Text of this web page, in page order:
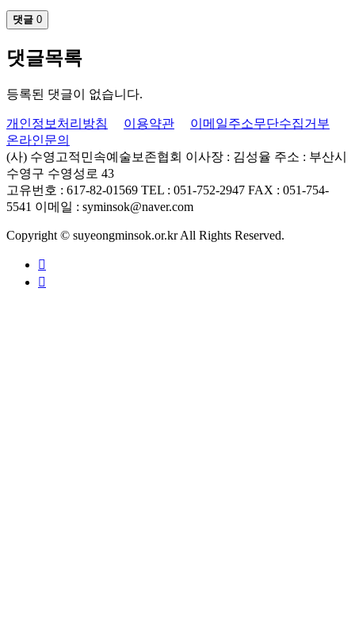
댓글 0
댓글목록
등록된 댓글이 없습니다.
개인정보처리방침 이용약관
이메일주소무단수집거부
온라인문의
(사) 수영고적민속예술보존협회 이사장 : 김성율 주소 : 부산시
수영구 수영성로 43
고유번호 : 617-82-01569 TEL : 051-752-2947 FAX : 051-754-
5541 이메일 : syminsok@naver.com
Copyright © suyeongminsok.or.kr All Rights Reserved.